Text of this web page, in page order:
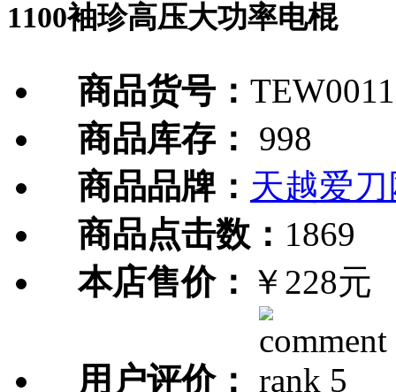
1100袖珍高压大功率电棍
商品货号：
商品库存：
998
商品品牌： 天越爱
商品点击数： 1869
本店售价： ￥228元
用户评价：